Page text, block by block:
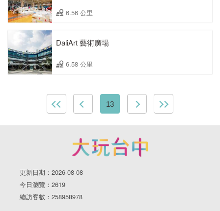
6.56 公里
DaliArt 藝術廣場
6.58 公里
13
更新日期：2026-08-08
今日瀏覽：2619
總訪客數：258958978